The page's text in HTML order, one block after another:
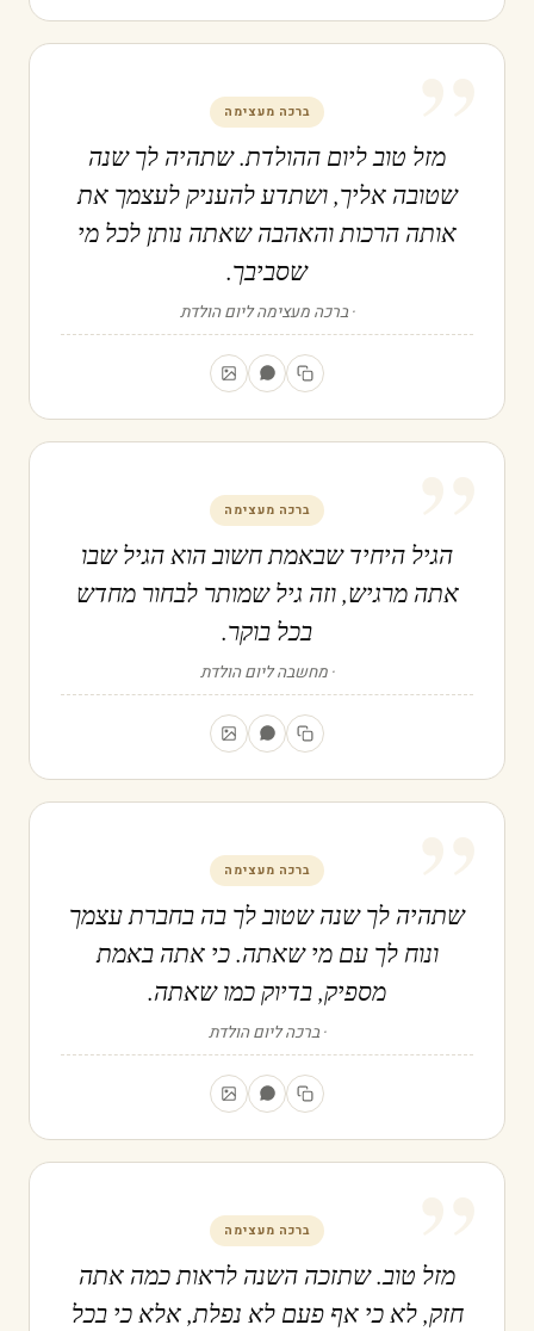
” ברכה מעצימה
מזל טוב ליום ההולדת. שתהיה לך שנה
שטובה אליך, ושתדע להעניק לעצמך את
אותה הרכות והאהבה שאתה נותן לכל מי
שסביבך.
ברכה מעצימה ליום הולדת
” ברכה מעצימה
הגיל היחיד שבאמת חשוב הוא הגיל שבו
אתה מרגיש, וזה גיל שמותר לבחור מחדש
בכל בוקר.
מחשבה ליום הולדת
” ברכה מעצימה
שתהיה לך שנה שטוב לך בה בחברת עצמך
ונוח לך עם מי שאתה. כי אתה באמת
מספיק, בדיוק כמו שאתה.
ברכה ליום הולדת
” ברכה מעצימה
מזל טוב. שתזכה השנה לראות כמה אתה
חזק, לא כי אף פעם לא נפלת, אלא כי בכל